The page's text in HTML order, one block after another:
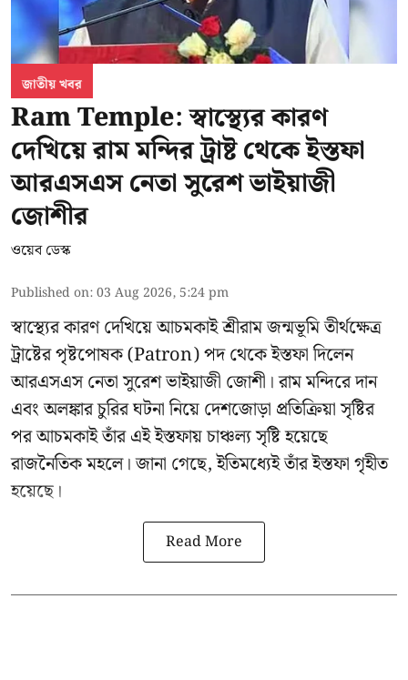
জাতীয় খবর
Ram Temple: স্বাস্থ্যের কারণ
দেখিয়ে রাম মন্দির ট্রাষ্ট থেকে ইস্তফা
আরএসএস নেতা সুরেশ ভাইয়াজী
জোশীর
ওয়েব ডেস্ক
Published on:03 Aug 2026, 5:24 pm
স্বাস্থ্যের কারণ দেখিয়ে আচমকাইশ্রীরাম জন্মভূমি তীর্থক্ষেত্র
ট্রাষ্টেরপৃষ্টপোষক (Patron) পদ থেকে ইস্তফা দিলেন
আরএসএস নেতা সুরেশ ভাইয়াজী জোশী। রাম মন্দিরে দান
এবং অলঙ্কার চুরির ঘটনা নিয়ে দেশজোড়া প্রতিক্রিয়া সৃষ্টির
পর আচমকাই তাঁর এই ইস্তফায় চাঞ্চল্য সৃষ্টি হয়েছে
রাজনৈতিক মহলে। জানা গেছে, ইতিমধ্যেই তাঁর ইস্তফা গৃহীত
হয়েছে।
Read More